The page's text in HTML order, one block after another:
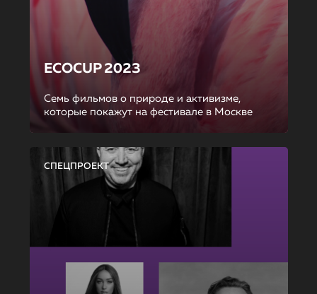
ECOCUP 2023
Семь фильмов о природе и активизме,
которые покажут на фестивале в Москве
СПЕЦПРОЕКТ